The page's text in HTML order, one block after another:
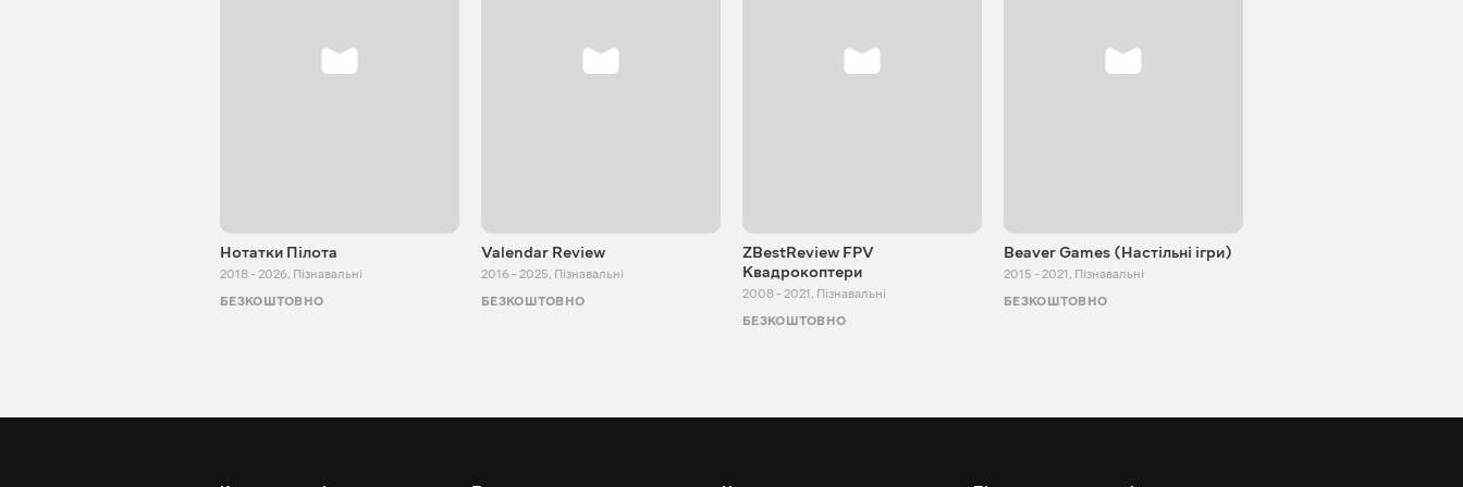
Нотатки Пілота
2018 - 2026, Пізнавальні
БЕЗКОШТОВНО
Valendar Review
2016 - 2025, Пізнавальні
БЕЗКОШТОВНО
ZBestReview FPV
Квадрокоптери
2008 - 2021, Пізнавальні
БЕЗКОШТОВНО
Beaver Games (Настільні ігри)
2015 - 2021, Пізнавальні
БЕЗКОШТОВНО